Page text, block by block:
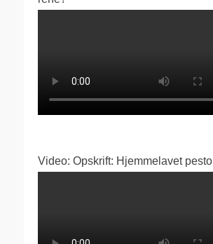
Video: Opskrift: Hjemmelavet pesto